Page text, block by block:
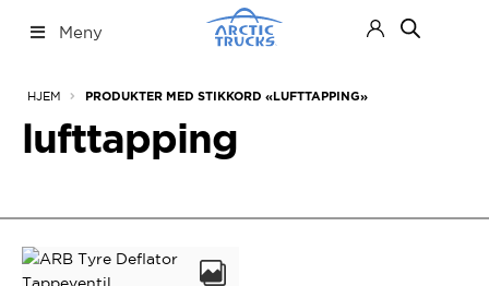
til
til
Meny
HJEM PRODUKTER MED STIKKORD «LUFTTAPPING»
lufttapping